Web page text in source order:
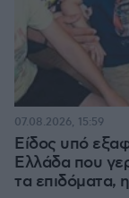
Είδος υπό
Ελλάδα που
τα επιδόματα,
07.08.2026, 15:59